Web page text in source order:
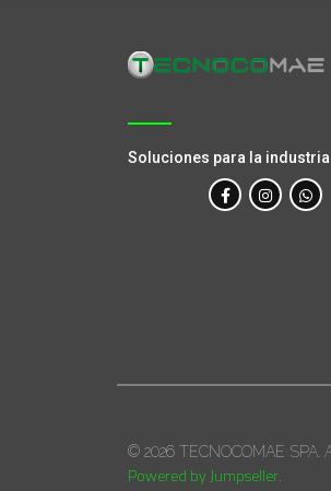
Soluciones para la
© 2026 TECNOCOMAE SPA.
Powered by Jumpseller.